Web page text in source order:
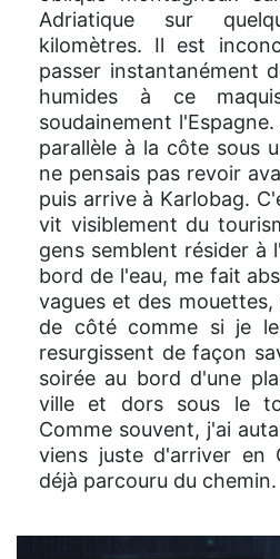
Adriatique sur
kilomètres. Il est
passer instantanément
humides à ce
soudainement
parallèle à la côte sous
ne pensais pas revoir
puis arrive à Karlobag.
vit visiblement du
gens semblent résider à
bord de l'eau, me fait
vagues et des
de côté comme si je
resurgissent de façon
soirée au bord d'une
ville et dors sous le
Comme souvent, j'ai
viens juste d'arriver en
déjà parcouru du chemin.